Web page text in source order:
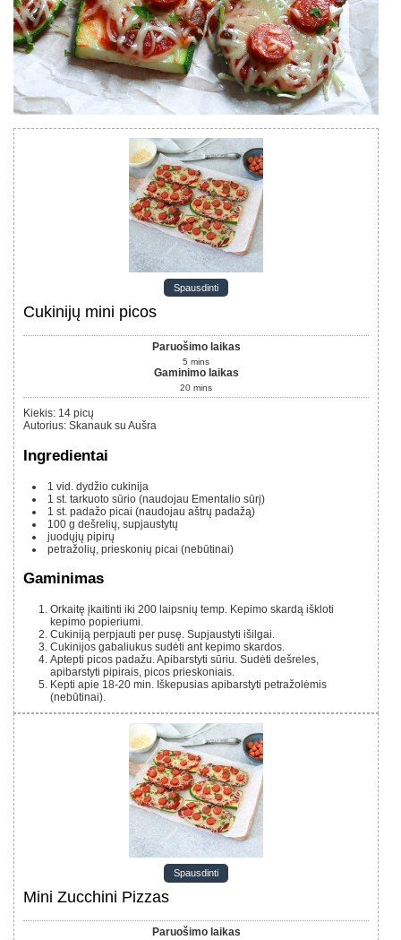
Spausdinti
Cukinijų mini picos
Paruošimo laikas
5 mins
Gaminimo laikas
20 mins
Kiekis: 14 picų
Autorius: Skanauk su Aušra
Ingredientai
1 vid. dydžio cukinija
1 st. tarkuoto sūrio (naudojau Ementalio sūrį)
1 st. padažo picai (naudojau aštrų padažą)
100 g dešrelių, supjaustytų
juodųjų pipirų
petražolių, prieskonių picai (nebūtinai)
Gaminimas
Orkaitę įkaitinti iki 200 laipsnių temp. Kepimo skardą iškloti
kepimo popieriumi.
Cukiniją perpjauti per pusę. Supjaustyti išilgai.
Cukinijos gabaliukus sudėti ant kepimo skardos.
Aptepti picos padažu. Apibarstyti sūriu. Sudėti dešreles,
apibarstyti pipirais, picos prieskoniais.
Kepti apie 18-20 min. Iškepusias apibarstyti petražolėmis
(nebūtinai).
Spausdinti
Mini Zucchini Pizzas
Paruošimo laikas